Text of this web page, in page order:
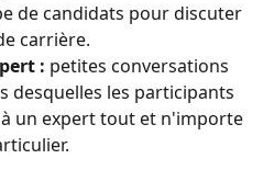
de candidats pour discuter
carrière.
: petites conversations
desquelles les participants
un expert tout et n'importe